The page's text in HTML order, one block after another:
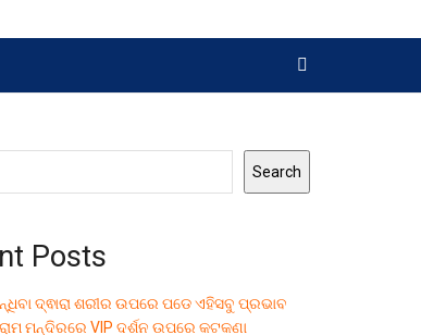
Search
Posts
ଦ୍ଵାରା ଶରୀର ଉପରେ ପଡେ ଏହିସବୁ ପ୍ରଭାବ
ମନ୍ଦିରରେ VIP ଦର୍ଶନ ଉପରେ କଟକଣା